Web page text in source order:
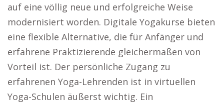
auf eine völlig neue und erfolgreiche Weise
modernisiert worden. Digitale Yogakurse bieten
eine flexible Alternative, die für Anfänger und
erfahrene Praktizierende gleichermaßen von
Vorteil ist. Der persönliche Zugang zu
erfahrenen Yoga-Lehrenden ist in virtuellen
Yoga-Schulen äußerst wichtig. Ein